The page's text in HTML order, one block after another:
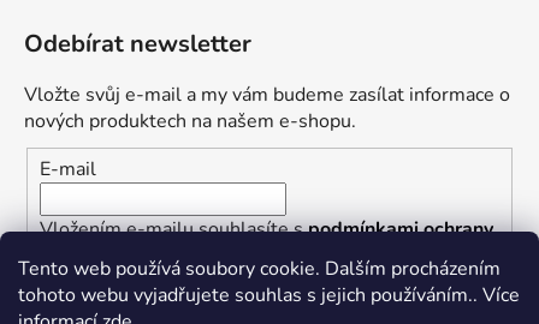
Tento web používá soubory cookie. Dalším procházením
tohoto webu vyjadřujete souhlas s jejich používáním.. Více
Odebírat newsletter
Vložte svůj e-mail a my vám budeme zasílat informace o
nových produktech na našem e-shopu.
E-mail
Vložením e-mailu souhlasíte spodmínkami ochrany
osobních údajů
PŘIHLÁSIT SE